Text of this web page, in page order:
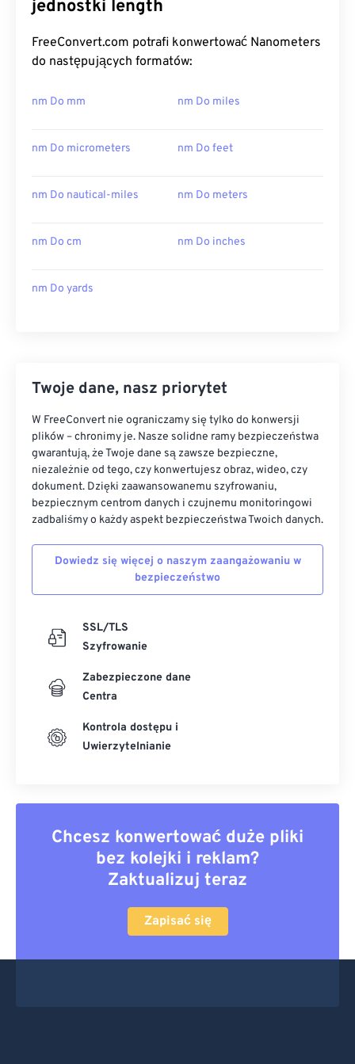
jednostki length
FreeConvert.com potrafi konwertować Nanometers
do następujących formatów:
nm Do mm nm Do miles
nm Do micrometers nm Do feet
nm Do nautical-miles nm Do meters
nm Do cm nm Do inches
nm Do yards
Twoje dane, nasz priorytet
W FreeConvert nie ograniczamy się tylko do konwersji
plików – chronimy je. Nasze solidne ramy bezpieczeństwa
gwarantują, że Twoje dane są zawsze bezpieczne,
niezależnie od tego, czy konwertujesz obraz, wideo, czy
dokument. Dzięki zaawansowanemu szyfrowaniu,
bezpiecznym centrom danych i czujnemu monitoringowi
zadbaliśmy o każdy aspekt bezpieczeństwa Twoich danych.
Dowiedz się więcej o naszym zaangażowaniu w
bezpieczeństwo
SSL/TLS
Szyfrowanie
Zabezpieczone dane
Centra
Kontrola dostępu i
Uwierzytelnianie
Chcesz konwertować duże pliki
bez kolejki i reklam?
Zaktualizuj teraz
Zapisać się